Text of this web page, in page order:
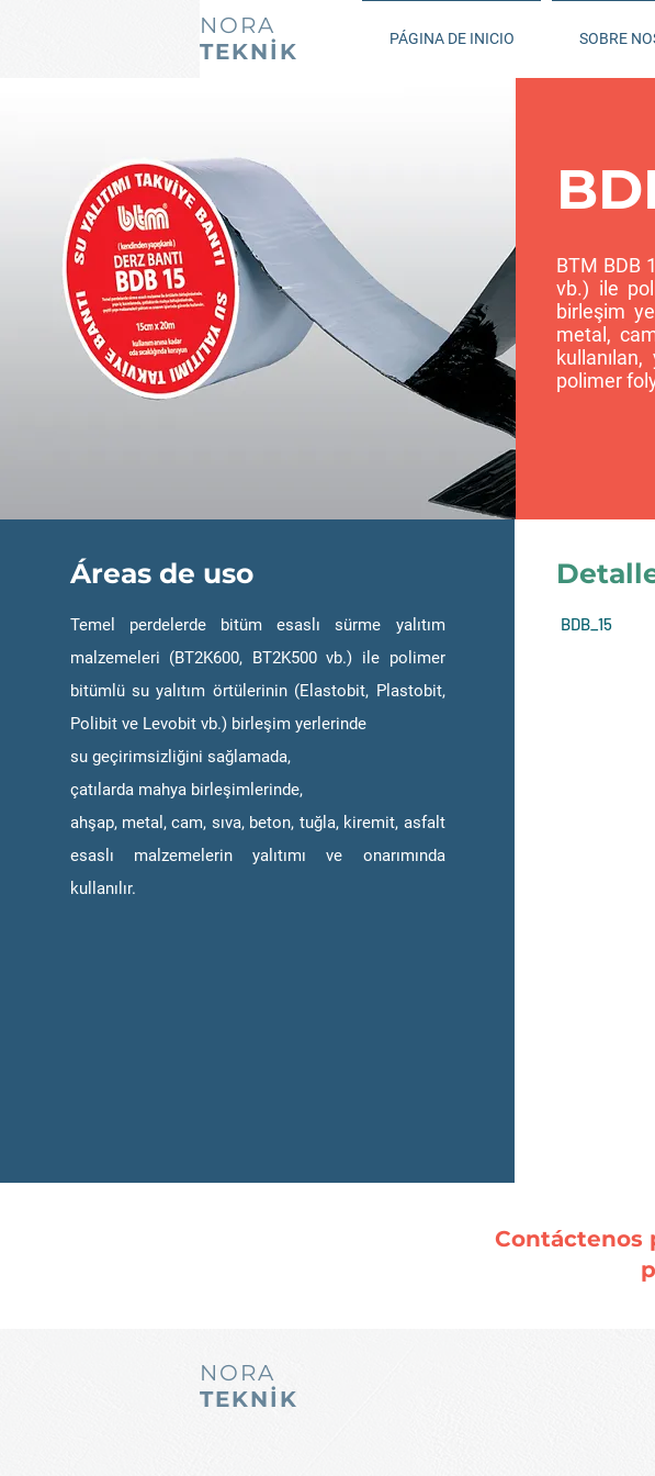
NORA
TEKNİK
PÁGINA DE INICIO SOBRE
BTM BDB
vb.) ile
birleşim
metal,
polimer
Áreas de uso
Temel perdelerde bitüm esaslı sürme yalıtım
malzemeleri (BT2K600, BT2K500 vb.) ile polimer
bitümlü su yalıtım örtülerinin (Elastobit, Plastobit,
Polibit ve Levobit vb.) birleşim yerlerinde
su geçirimsizliğini sağlamada,
çatılarda mahya birleşimlerinde,
ahşap, metal, cam, sıva, beton, tuğla, kiremit, asfalt
esaslı malzemelerin yalıtımı ve onarımında
kullanılır.
BDB_15
Contáctenos
NORA
TEKNİK